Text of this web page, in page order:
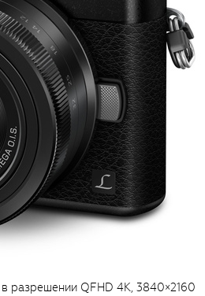
разрешении QFHD 4K, 3840×2160